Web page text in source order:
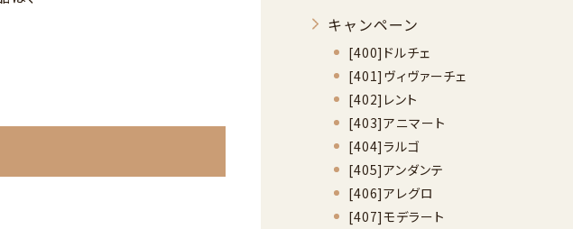
キャンペーン
[400]ドルチェ
[401]ヴィヴァーチェ
[402]レント
[403]アニマート
[404]ラルゴ
[405]アンダンテ
[406]アレグロ
[407]モデラート